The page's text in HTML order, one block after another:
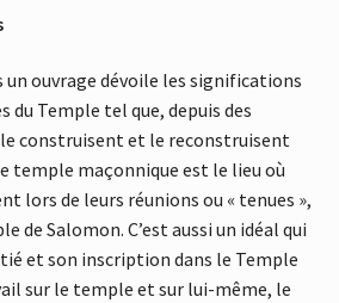
ouvrage dévoile les significations
Temple tel que, depuis des
construisent et le reconstruisent
temple maçonnique est le lieu où
lors de leurs réunions ou « tenues »,
de Salomon. C’est aussi un idéal qui
et son inscription dans le Temple
sur le temple et sur lui-même, le